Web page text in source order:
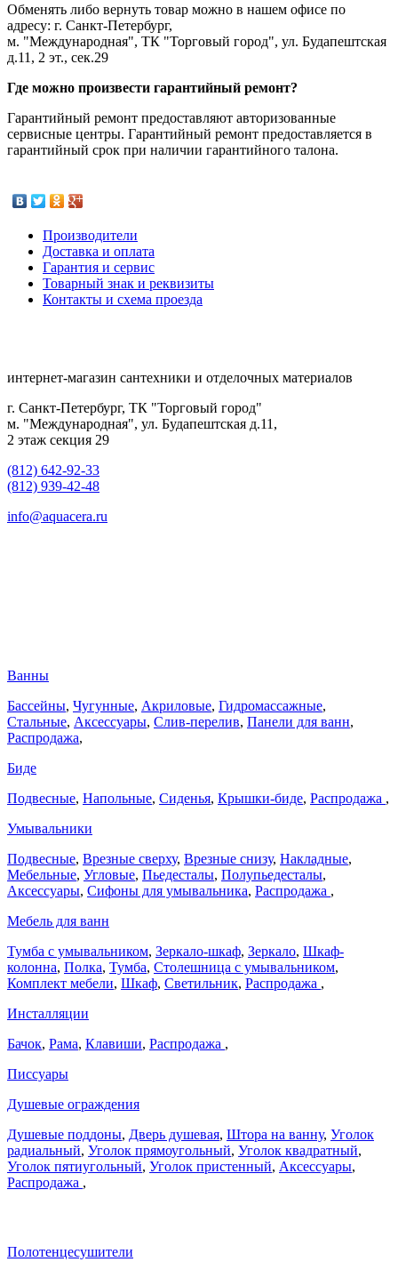
Обменять либо вернуть товар можно в нашем офисе по
адресу: г. Санкт-Петербург,
м. "Международная", ТК "Торговый город", ул. Будапештская
д.11, 2 эт., сек.29
Где можно произвести гарантийный ремонт?
Гарантийный ремонт предоставляют авторизованные
сервисные центры. Гарантийный ремонт предоставляется в
гарантийный срок при наличии гарантийного талона.
Производители
Доставка и оплата
Гарантия и сервис
Товарный знак и реквизиты
Контакты и схема проезда
интернет-магазин сантехники и отделочных материалов
г. Санкт-Петербург, ТК "Торговый город"
м. "Международная", ул. Будапештская д.11,
2 этаж секция 29
(812) 642-92-33
(812) 939-42-48
info@aquacera.ru
Ванны
Бассейны, Чугунные, Акриловые, Гидромассажные,
Стальные, Аксессуары, Слив-перелив, Панели для ванн,
Распродажа,
Биде
Подвесные, Напольные, Сиденья, Крышки-биде, Распродажа ,
Умывальники
Подвесные, Врезные сверху, Врезные снизу, Накладные,
Мебельные, Угловые, Пьедесталы, Полупьедесталы,
Аксессуары, Сифоны для умывальника, Распродажа ,
Мебель для ванн
Тумба с умывальником, Зеркало-шкаф, Зеркало, Шкаф-
колонна, Полка, Тумба, Столешница с умывальником,
Комплект мебели, Шкаф, Светильник, Распродажа ,
Инсталляции
Бачок, Рама, Клавиши, Распродажа ,
Писсуары
Душевые ограждения
Душевые поддоны, Дверь душевая, Штора на ванну, Уголок
радиальный, Уголок прямоугольный, Уголок квадратный,
Уголок пятиугольный, Уголок пристенный, Аксессуары,
Распродажа ,
Полотенцесушители